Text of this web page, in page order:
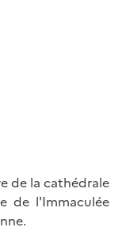
de la cathédrale
de l'Immaculée